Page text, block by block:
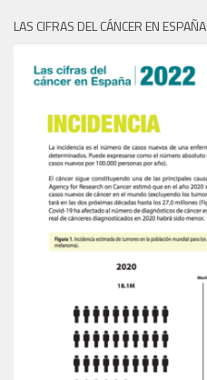
LAS CIFRAS DEL CÁNCER EN ESPAÑA